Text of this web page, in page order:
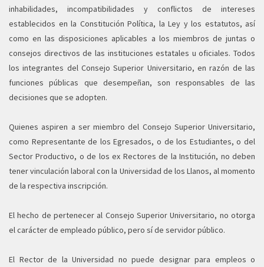
inhabilidades, incompatibilidades y conflictos de intereses
establecidos en la Constitución Política, la Ley y los estatutos, así
como en las disposiciones aplicables a los miembros de juntas o
consejos directivos de las instituciones estatales u oficiales. Todos
los integrantes del Consejo Superior Universitario, en razón de las
funciones públicas que desempeñan, son responsables de las
decisiones que se adopten.
Quienes aspiren a ser miembro del Consejo Superior Universitario,
como Representante de los Egresados, o de los Estudiantes, o del
Sector Productivo, o de los ex Rectores de la Institución, no deben
tener vinculación laboral con la Universidad de los Llanos, al momento
de la respectiva inscripción.
El hecho de pertenecer al Consejo Superior Universitario, no otorga
el carácter de empleado público, pero sí de servidor público.
El Rector de la Universidad no puede designar para empleos o